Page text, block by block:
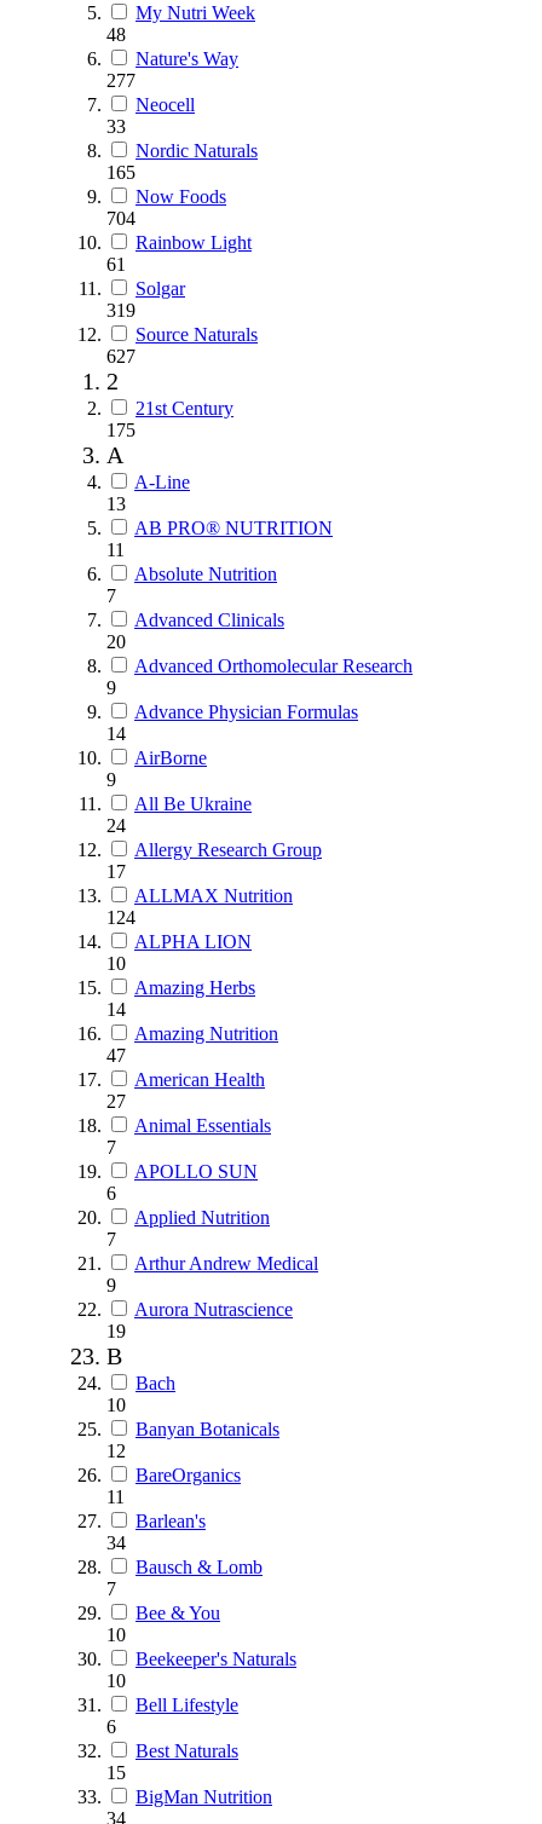
My Nutri Week
48
Nature's Way
277
Neocell
33
Nordic Naturals
165
Now Foods
704
Rainbow Light
61
Solgar
319
Source Naturals
627
2
21st Century
175
A
A-Line
13
AB PRO® NUTRITION
11
Absolute Nutrition
7
Advanced Clinicals
20
Advanced Orthomolecular Research
9
Advance Physician Formulas
14
AirBorne
9
All Be Ukraine
24
Allergy Research Group
17
ALLMAX Nutrition
124
ALPHA LION
10
Amazing Herbs
14
Amazing Nutrition
47
American Health
27
Animal Essentials
7
APOLLO SUN
6
Applied Nutrition
7
Arthur Andrew Medical
9
Aurora Nutrascience
19
B
Bach
10
Banyan Botanicals
12
BareOrganics
11
Barlean's
34
Bausch & Lomb
7
Bee & You
10
Beekeeper's Naturals
10
Bell Lifestyle
6
Best Naturals
15
BigMan Nutrition
34